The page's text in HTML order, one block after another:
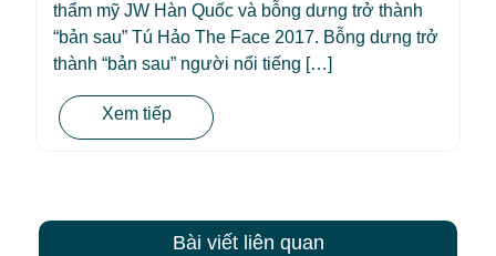
thẩm mỹ JW Hàn Quốc và bỗng dưng trở thành
“bản sau” Tú Hảo The Face 2017. Bỗng dưng trở
thành “bản sau” người nổi tiếng […]
Xem tiếp
Bài viết liên quan